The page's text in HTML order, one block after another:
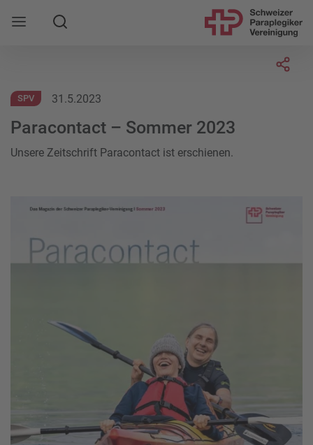
Mobile Navigation öffnen
Suche
SPV 31.5.2023
Paracontact – Sommer 2023
Unsere Zeitschrift Paracontact ist erschienen.